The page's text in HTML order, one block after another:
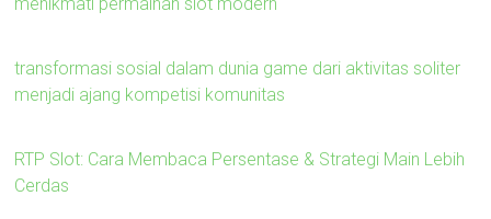
transformasi sosial dalam dunia game dari aktivitas soliter
menjadi ajang kompetisi komunitas
RTP Slot: Cara Membaca Persentase & Strategi Main Lebih
Cerdas